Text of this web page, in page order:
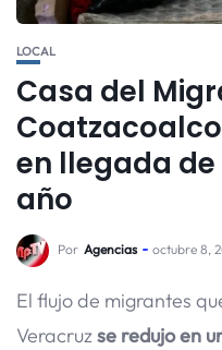
LOCAL
Casa del
en llegada
año
Por Agencias octubre 8,
El flujo de migrantes
Veracruzse redujo en